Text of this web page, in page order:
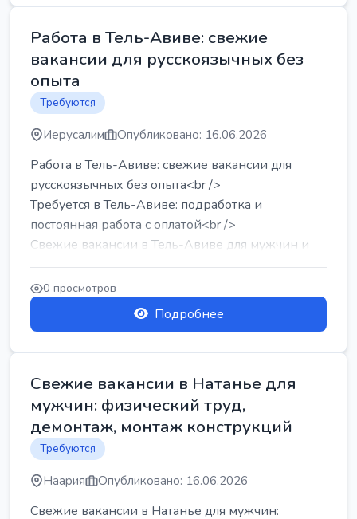
Работа в Тель-Авиве: свежие
вакансии для русскоязычных без
опыта
Требуются
Иерусалим Опубликовано: 16.06.2026
Работа в Тель-Авиве: свежие вакансии для
русскоязычных без опыта<br />
Требуется в Тель-Авиве: подработка и
постоянная работа с оплатой<br />
Свежие вакансии в Тель-Авиве для мужчин и
женщин от хозя...
0 просмотров
Подробнее
Свежие вакансии в Натанье для
мужчин: физический труд,
демонтаж, монтаж конструкций
Требуются
Наария Опубликовано: 16.06.2026
Свежие вакансии в Натанье для мужчин: